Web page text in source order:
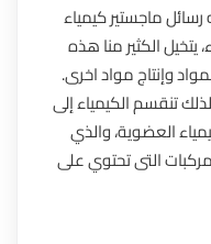
ماجستير كيمياء
الكثير منا هذه
وإنتاج مواد اخرى.
تنقسم الكيمياء إلى
العضوية، والذي
التى تحتوي على